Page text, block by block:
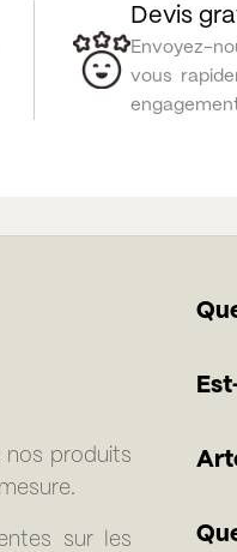
Devis
Envoyez-
vous
nos produits
sur les